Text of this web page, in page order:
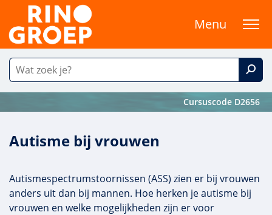
Menu
Cursuscode D2656
Autisme bij vrouwen
Autismespectrumstoornissen (ASS) zien er bij vrouwen
anders uit dan bij mannen. Hoe herken je autisme bij
vrouwen en welke mogelijkheden zijn er voor